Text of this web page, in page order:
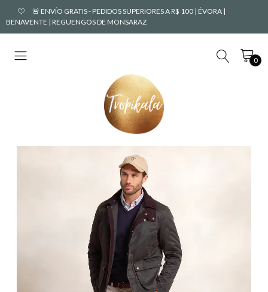
🚨 ENVÍO GRATIS - PEDIDOS SUPERIORES A R$ 100 | ÉVORA |
BENAVENTE | REGUENGOS DE MONSARAZ
0